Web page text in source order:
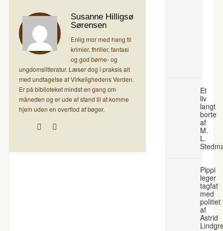
Susanne Hilligsø
Sørensen
Enlig mor med hang til
krimier, thriller, fantasi
og god børne- og
ungdomslitteratur. Læser dog i praksis alt
med undtagelse af Virkelighedens Verden.
Er på biblioteket mindst en gang om
måneden og er ude af stand til at komme
hjem uden en overflod af bøger.
Et
liv
langt
borte
af
M.
L.
Pippi
leger
tagfat
med
politiet
af
Astrid